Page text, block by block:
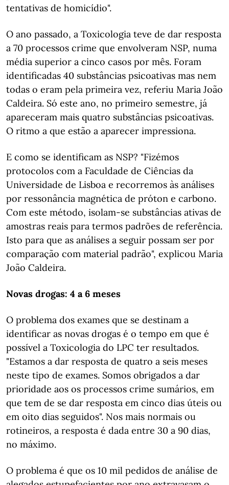
tentativas de homicídio".
O ano passado, a Toxicologia teve de dar resposta
a 70 processos crime que envolveram NSP, numa
média superior a cinco casos por mês. Foram
identificadas 40 substâncias psicoativas mas nem
todas o eram pela primeira vez, referiu Maria João
Caldeira. Só este ano, no primeiro semestre, já
apareceram mais quatro substâncias psicoativas.
O ritmo a que estão a aparecer impressiona.
E como se identificam as NSP? "Fizémos
protocolos com a Faculdade de Ciências da
Universidade de Lisboa e recorremos às análises
por ressonância magnética de próton e carbono.
Com este método, isolam-se substâncias ativas de
amostras reais para termos padrões de referência.
Isto para que as análises a seguir possam ser por
comparação com material padrão", explicou Maria
João Caldeira.
Novas drogas: 4 a 6 meses
O problema dos exames que se destinam a
identificar as novas drogas é o tempo em que é
possível a Toxicologia do LPC ter resultados.
"Estamos a dar resposta de quatro a seis meses
neste tipo de exames. Somos obrigados a dar
prioridade aos os processos crime sumários, em
que tem de se dar resposta em cinco dias úteis ou
em oito dias seguidos". Nos mais normais ou
rotineiros, a resposta é dada entre 30 a 90 dias,
no máximo.
O problema é que os 10 mil pedidos de análise de